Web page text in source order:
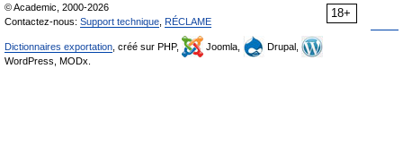
18+
© Academic, 2000-2026
Contactez-nous: Support technique RÉCLAME
Dictionnaires exportation , créé sur PHP, Joomla,
Drupal,
WordPress, MODx.